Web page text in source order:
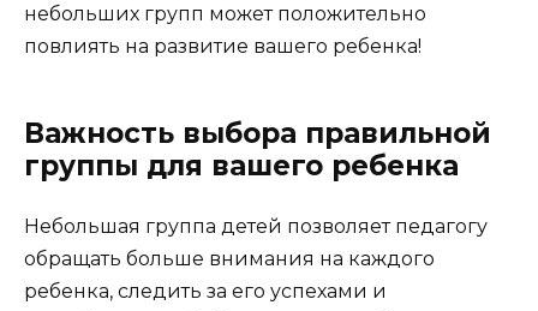
небольших групп может положительно
повлиять на развитие вашего ребенка!
Важность выбора правильной
группы для вашего ребенка
Небольшая группа детей позволяет педагогу
обращать больше внимания на каждого
ребенка, следить за его успехами и